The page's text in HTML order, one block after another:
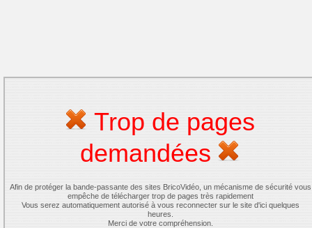
Trop de pages
demandées
Afin de protéger la bande-passante des sites BricoVidéo, un mécanisme de sécurité vous
empêche de télécharger trop de pages très rapidement
Vous serez automatiquement autorisé à vous reconnecter sur le site d'ici quelques
heures.
Merci de votre compréhension.